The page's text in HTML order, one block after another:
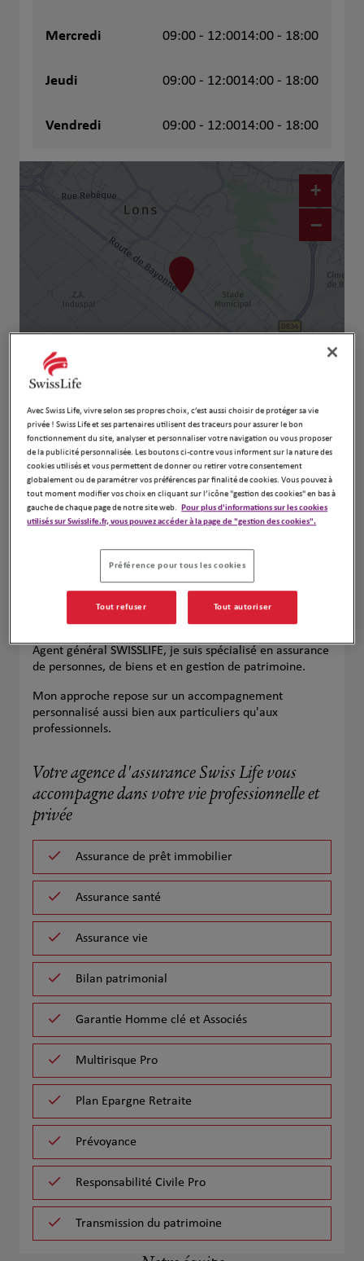
Mercredi 09:00 - 12:0014:00 - 18:00
Jeudi 09:00 - 12:0014:00 - 18:00
Vendredi 09:00 - 12:0014:00 - 18:00
+
−
Leaflet| Map ©2026
Agent général SWISSLIFE, je suis spécialisé en assurance
de personnes, de biens et en gestion de patrimoine.
Mon approche repose sur un accompagnement
personnalisé aussi bien aux particuliers qu'aux
professionnels.
Votre agence d'assurance Swiss Life vous
accompagne dans votre vie professionnelle et
privée
Assurance de prêt immobilier
Assurance santé
Assurance vie
Bilan patrimonial
Garantie Homme clé et Associés
Multirisque Pro
Plan Epargne Retraite
Prévoyance
Responsabilité Civile Pro
Transmission du patrimoine
Avec Swiss Life, vivre selon ses propres choix, c’est aussi choisir de protéger sa vie
privée ! Swiss Life et ses partenaires utilisent des traceurs pour assurer le bon
fonctionnement du site, analyser et personnaliser votre navigation ou vous proposer
de la publicité personnalisée. Les boutons ci-contre vous informent sur la nature des
cookies utilisés et vous permettent de donner ou retirer votre consentement
globalement ou de paramétrer vos préférences par finalité de cookies. Vous pouvez à
tout moment modifier vos choix en cliquant sur l’icône "gestion des cookies" en bas à
gauche de chaque page de notre site web. Pour plus d'informations sur les cookies
utilisés sur Swisslife.fr, vous pouvez accéder à la page de "gestion des cookies".
Préférence pour tous les cookies
Tout refuser Tout autoriser